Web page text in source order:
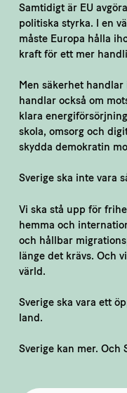
Samtidigt är EU
politiska styrka. I en
måste Europa hålla
kraft för ett mer
Men säkerhet
handlar också om
klara
skola, omsorg och
skydda demokratin
Sverige ska inte vara
Vi ska stå upp för
hemma och
och hållbar
länge det krävs. Och
värld.
Sverige ska vara ett
land.
Sverige kan mer. Och